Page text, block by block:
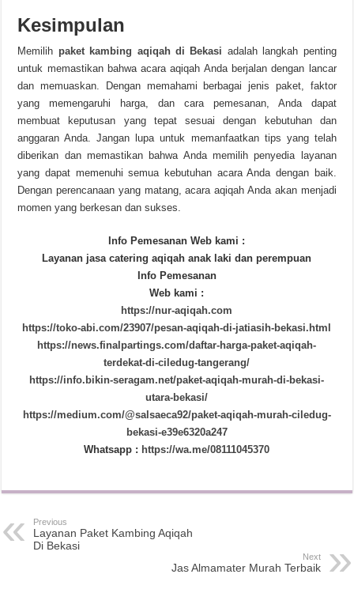
Kesimpulan
Memilih paket kambing aqiqah di Bekasi adalah langkah penting
untuk memastikan bahwa acara aqiqah Anda berjalan dengan lancar
dan memuaskan. Dengan memahami berbagai jenis paket, faktor
yang memengaruhi harga, dan cara pemesanan, Anda dapat
membuat keputusan yang tepat sesuai dengan kebutuhan dan
anggaran Anda. Jangan lupa untuk memanfaatkan tips yang telah
diberikan dan memastikan bahwa Anda memilih penyedia layanan
yang dapat memenuhi semua kebutuhan acara Anda dengan baik.
Dengan perencanaan yang matang, acara aqiqah Anda akan menjadi
momen yang berkesan dan sukses.
Info Pemesanan Web kami :
Layanan jasa catering aqiqah anak laki dan perempuan
Info Pemesanan
Web kami :
https://nur-aqiqah.com
https://toko-abi.com/23907/pesan-aqiqah-di-jatiasih-bekasi.html
https://news.finalpartings.com/daftar-harga-paket-aqiqah-
terdekat-di-ciledug-tangerang/
https://info.bikin-seragam.net/paket-aqiqah-murah-di-bekasi-
utara-bekasi/
https://medium.com/@salsaeca92/paket-aqiqah-murah-ciledug-
bekasi-e39e6320a247
Whatsapp : https://wa.me/08111045370
Previous
Layanan Paket Kambing Aqiqah
Di Bekasi
Next
Jas Almamater Murah Terbaik